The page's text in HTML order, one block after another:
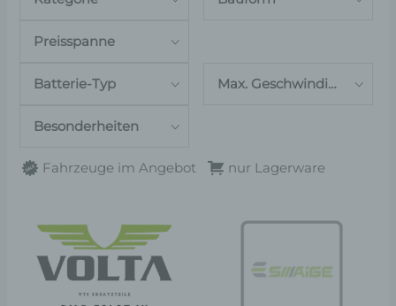
Preisspanne
Batterie-Typ Max. Geschwindigkeit
Besonderheiten
Fahrzeuge im Angebot nur Lagerware